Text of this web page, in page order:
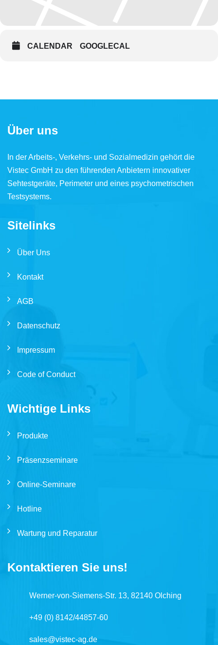
CALENDAR GOOGLECAL
Über uns
In der Arbeits-, Verkehrs- und Sozialmedizin gehört die
Vistec GmbH zu den führenden Anbietern innovativer
Sehtestgeräte, Perimeter und eines psychometrischen
Testsystems.
Sitelinks
Über Uns
Kontakt
AGB
Datenschutz
Impressum
Code of Conduct
Wichtige Links
Produkte
Präsenzseminare
Online-Seminare
Hotline
Wartung und Reparatur
Kontaktieren Sie uns!
Werner-von-Siemens-Str. 13, 82140 Olching
+49 (0) 8142/44857-60
sales@vistec-ag.de